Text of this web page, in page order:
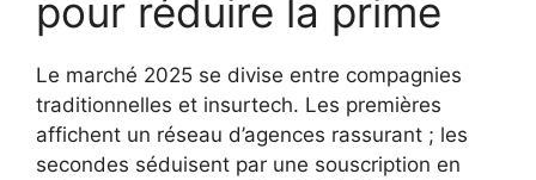
pour réduire la prime
Le marché 2025 se divise entre compagnies
traditionnelles et insurtech. Les premières
affichent un réseau d’agences rassurant ; les
secondes séduisent par une souscription en